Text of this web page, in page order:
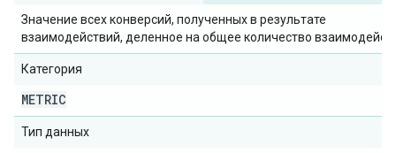
Значение всех конверсий, полученных в результате
взаимодействий, деленное на общее количество
Категория
METRIC
Тип данных